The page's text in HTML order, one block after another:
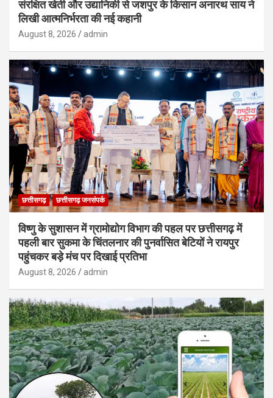
संरक्षित खेती और उद्यानिकी से जशपुर के किसान अनारथ साय ने
लिखी आत्मनिर्भरता की नई कहानी
August 8, 2026 admin
छत्तीसगढ़ छत्तीसगढ़ जनसंपर्क
विष्णु के सुशासन में ग्रामोद्योग विभाग की पहल पर छत्तीसगढ़ में
पहली बार सुकमा के चिंतलनार की पुनर्वासित बेटियों ने रायपुर
पहुंचकर बड़े मंच पर दिखाई प्रतिभा
August 8, 2026 admin